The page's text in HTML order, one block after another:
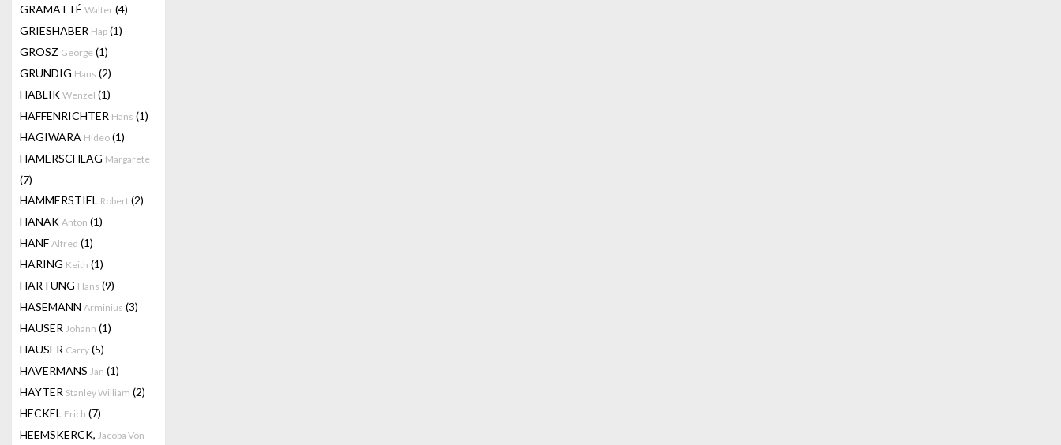
GRAMATTÉ Walter (4)
GRIESHABER Hap (1)
GROSZ George (1)
GRUNDIG Hans (2)
HABLIK Wenzel (1)
HAFFENRICHTER Hans (1)
HAGIWARA Hideo (1)
HAMERSCHLAG Margarete
(7)
HAMMERSTIEL Robert (2)
HANAK Anton (1)
HANF Alfred (1)
HARING Keith (1)
HARTUNG Hans (9)
HASEMANN Arminius (3)
HAUSER Johann (1)
HAUSER Carry (5)
HAVERMANS Jan (1)
HAYTER Stanley William (2)
HECKEL Erich (7)
HEEMSKERCK, Jacoba Von